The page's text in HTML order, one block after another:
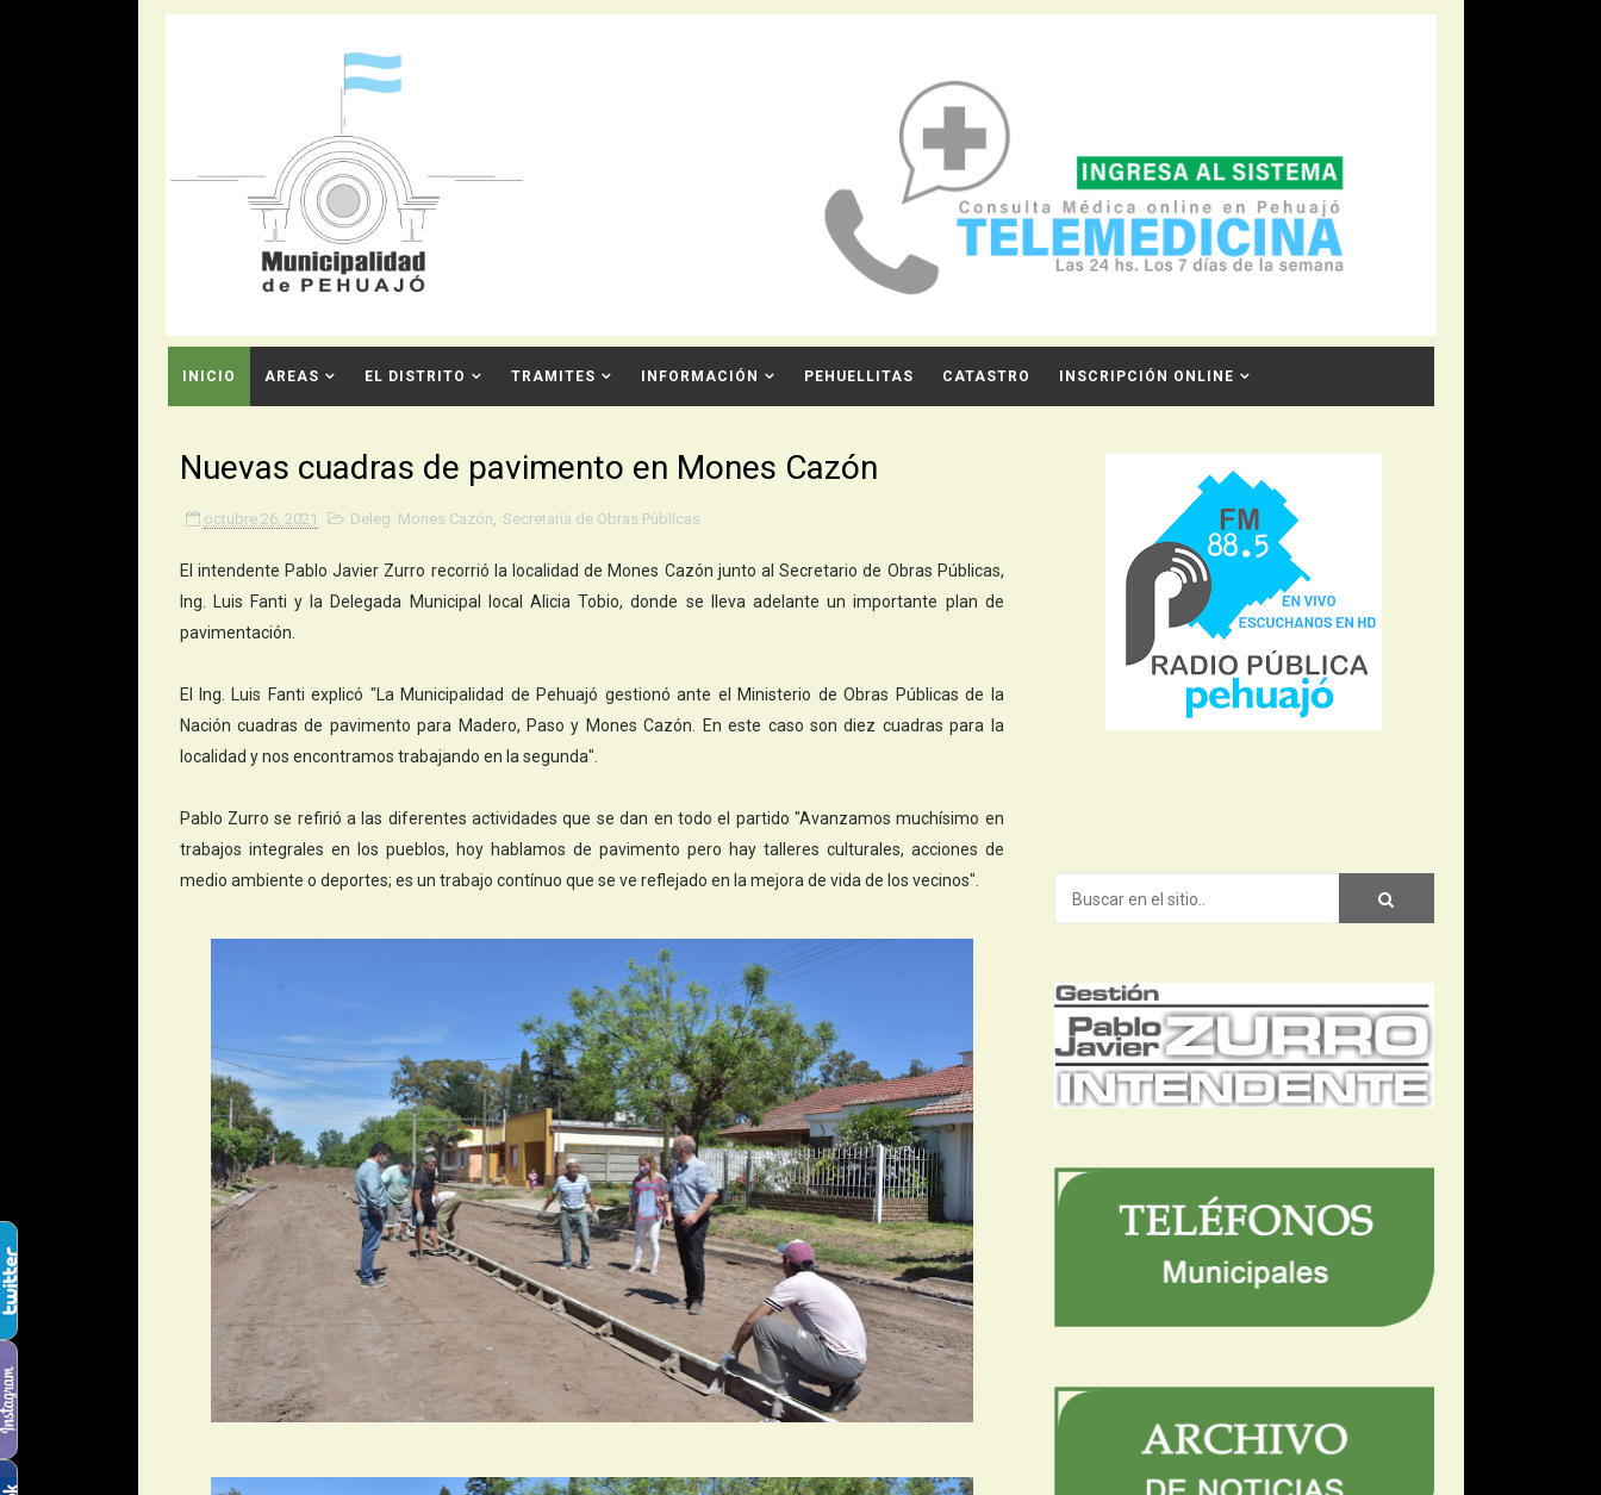
INICIO AREAS EL DISTRITO TRAMITES INFORMACIÓN PEHUELLITAS CATASTRO INSCRIPCIÓN ONLINE
Nuevas cuadras de pavimento en Mones Cazón
octubre 26, 2021 Deleg. Mones Cazón, Secretaría de Obras Públicas
El intendente Pablo Javier Zurro recorrió la localidad de Mones Cazón junto al Secretario de Obras Públicas,
Ing. Luis Fanti y la Delegada Municipal local Alicia Tobio, donde se lleva adelante un importante plan de
pavimentación.
El Ing. Luis Fanti explicó "La Municipalidad de Pehuajó gestionó ante el Ministerio de Obras Públicas de la
Nación cuadras de pavimento para Madero, Paso y Mones Cazón. En este caso son diez cuadras para la
localidad y nos encontramos trabajando en la segunda".
Pablo Zurro se refirió a las diferentes actividades que se dan en todo el partido "Avanzamos muchísimo en
trabajos integrales en los pueblos, hoy hablamos de pavimento pero hay talleres culturales, acciones de
medio ambiente o deportes; es un trabajo contínuo que se ve reflejado en la mejora de vida de los vecinos".